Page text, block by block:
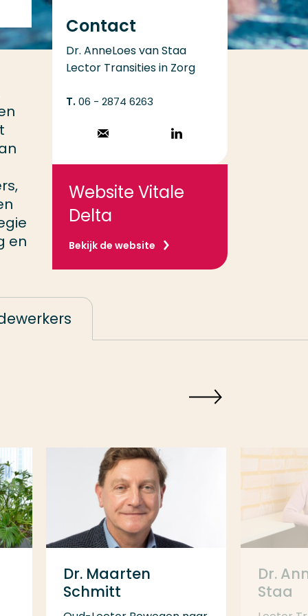
en
Contact
Dr. AnneLoes van Staa
Lector Transities in Zorg
06 - 2874 6263
Stuur een email
LinkedIn
Website Vitale
Delta
Bekijk de website
Dr. Maarten
Schmitt
Dr.
Staa